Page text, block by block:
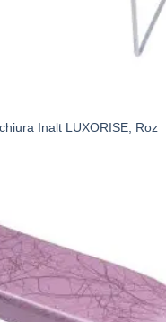
Inalt LUXORISE, Roz